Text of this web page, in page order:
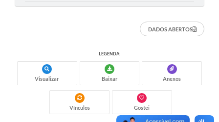
Fale Conosco
Carta de Serviços
Galeria de Fotos
DADOS ABERTOS
LEGENDA:
Visualizar Baixar Anexos
Vínculos Gostei